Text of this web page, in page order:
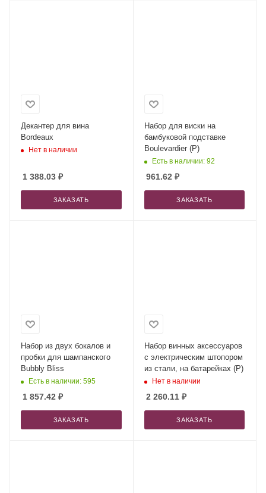
Декантер для вина
Bordeaux
Нет в наличии
1 388.03 ₽
ЗАКАЗАТЬ
Набор для виски на
бамбуковой подставке
Boulevardier (Р)
Есть в наличии: 92
961.62₽
ЗАКАЗАТЬ
Набор из двух бокалов и
пробки для шампанского
Bubbly Bliss
Есть в наличии: 595
1 857.42 ₽
ЗАКАЗАТЬ
Набор винных аксессуаров
с электрическим штопором
из стали, на батарейках (P)
Нет в наличии
2 260.11₽
ЗАКАЗАТЬ